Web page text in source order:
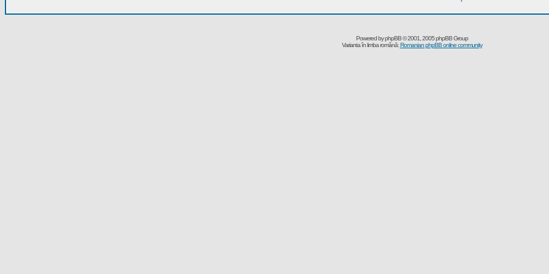
Powered byphpBB© 2001, 2005 phpBB Group
Varianta în limba română:Romanian phpBB online community